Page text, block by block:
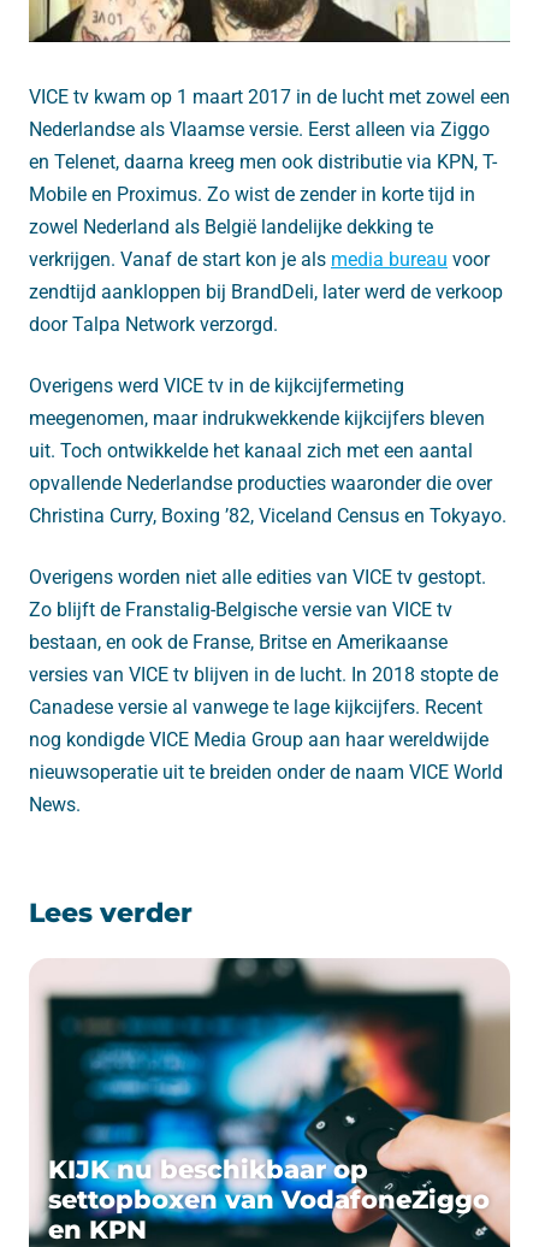
VICE tv kwam op 1 maart 2017 in de lucht met zowel een
Nederlandse als Vlaamse versie. Eerst alleen via Ziggo
en Telenet, daarna kreeg men ook distributie via KPN, T-
Mobile en Proximus. Zo wist de zender in korte tijd in
zowel Nederland als België landelijke dekking te
verkrijgen. Vanaf de start kon je als media bureau voor
zendtijd aankloppen bij BrandDeli, later werd de verkoop
door Talpa Network verzorgd.
Overigens werd VICE tv in de kijkcijfermeting
meegenomen, maar indrukwekkende kijkcijfers bleven
uit. Toch ontwikkelde het kanaal zich met een aantal
opvallende Nederlandse producties waaronder die over
Christina Curry, Boxing ’82, Viceland Census en Tokyayo.
Overigens worden niet alle edities van VICE tv gestopt.
Zo blijft de Franstalig-Belgische versie van VICE tv
bestaan, en ook de Franse, Britse en Amerikaanse
versies van VICE tv blijven in de lucht. In 2018 stopte de
Canadese versie al vanwege te lage kijkcijfers. Recent
nog kondigde VICE Media Group aan haar wereldwijde
nieuwsoperatie uit te breiden onder de naam VICE World
News.
Lees verder
KIJK nu beschikbaar op
settopboxen van VodafoneZiggo
en KPN